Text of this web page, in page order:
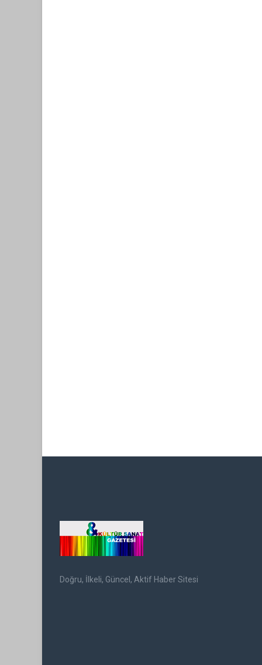
Doğru, İlkeli, Güncel, Aktif Haber Sitesi